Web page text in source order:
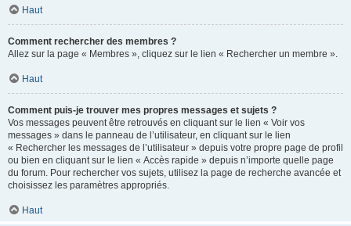
Haut
Comment rechercher des membres ?
Allez sur la page « Membres », cliquez sur le lien « Rechercher un membre ».
Haut
Comment puis-je trouver mes propres messages et sujets ?
Vos messages peuvent être retrouvés en cliquant sur le lien « Voir vos
messages » dans le panneau de l’utilisateur, en cliquant sur le lien
« Rechercher les messages de l’utilisateur » depuis votre propre page de profil
ou bien en cliquant sur le lien « Accès rapide » depuis n’importe quelle page
du forum. Pour rechercher vos sujets, utilisez la page de recherche avancée et
choisissez les paramètres appropriés.
Haut